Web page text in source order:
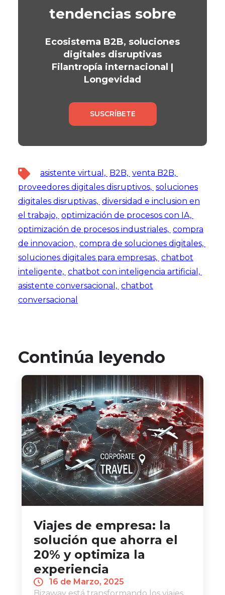
tendencias sobre
Ecosistema B2B, soluciones
digitales disruptivas
Filantropía internacional |
Longevidad
SUSCRÍBETE
asistente virtual, B2B, venta B2B,
proveedores digitales disruptivos, soluciones
digitales disruptivas, diversidad e inclusion en
el trabajo, optimización de procesos con IA,
optimización de procesos industriales, compra
de innovacion, compra de soluciones digitales,
soluciones digitales para empresas, chatbot
inteligente, chatbot con inteligencia artificial,
asistente conversacional, chatbot
conversacional
Continúa leyendo
Viajes de empresa: la
solución que ahorra el
20% y optimiza la
experiencia
16 de Marzo, 2025